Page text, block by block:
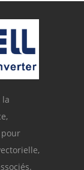
la